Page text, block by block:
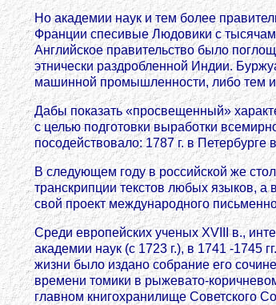
Но академии наук и тем более
Франции спесивые Людовики с
Английское правительство было
этнически раздробленной Индии.
машинной промышленности, либо тем и
Дабы показать «просвещенный»
с целью подготовки выработки
посодействовало: 1787 г. в
В следующем году в российской же
транскрипции текстов любых языков, а
свой проект международного
Среди европейских ученых XVIII в.,
академии наук (с 1723 г.), в 1741 -1745
жизни было издано собрание его
времени томики в рыжевато-
главном книгохранилище Советского